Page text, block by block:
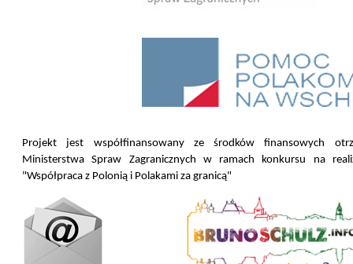
Projekt jest współfinansowany ze środków finansowych
Ministerstwa Spraw Zagranicznych w ramach konkursu na
"Współpraca z Polonią i Polakami za granicą"